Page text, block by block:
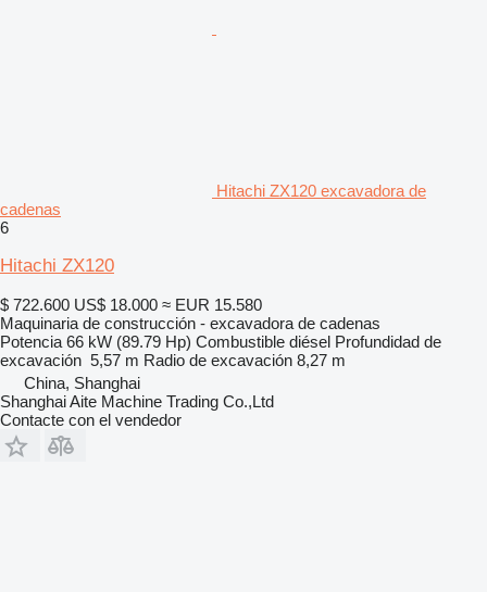
Hitachi ZX120 excavadora de
cadenas
6
Hitachi ZX120
$ 722.600 US$ 18.000 ≈ EUR 15.580
Maquinaria de construcción - excavadora de cadenas
Potencia 66 kW (89.79 Hp) Combustible diésel Profundidad de
excavación 5,57 m Radio de excavación 8,27 m
China, Shanghai
Shanghai Aite Machine Trading Co.,Ltd
Contacte con el vendedor